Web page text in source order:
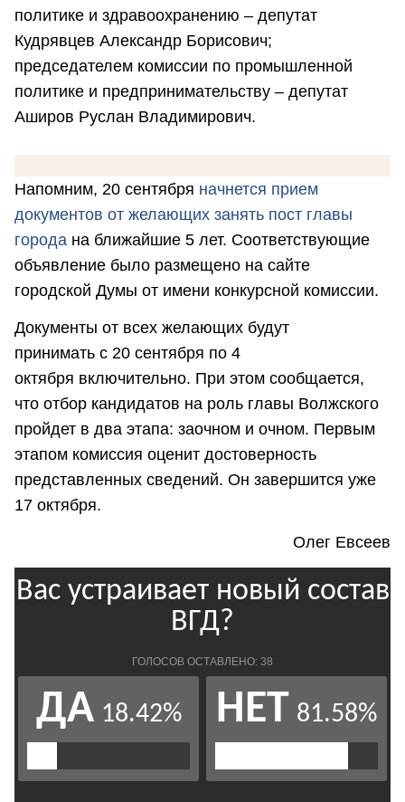
политике и здравоохранению – депутат
Кудрявцев Александр Борисович;
председателем комиссии по промышленной
политике и предпринимательству – депутат
Аширов Руслан Владимирович.
Напомним, 20 сентября начнется прием
документов от желающих занять пост главы
города на ближайшие 5 лет. Соответствующие
объявление было размещено на сайте
городской Думы от имени конкурсной комиссии.
Документы от всех желающих будут
принимать с 20 сентября по 4
октября включительно. При этом сообщается,
что отбор кандидатов на роль главы Волжского
пройдет в два этапа: заочном и очном. Первым
этапом комиссия оценит достоверность
представленных сведений. Он завершится уже
17 октября.
Олег Евсеев